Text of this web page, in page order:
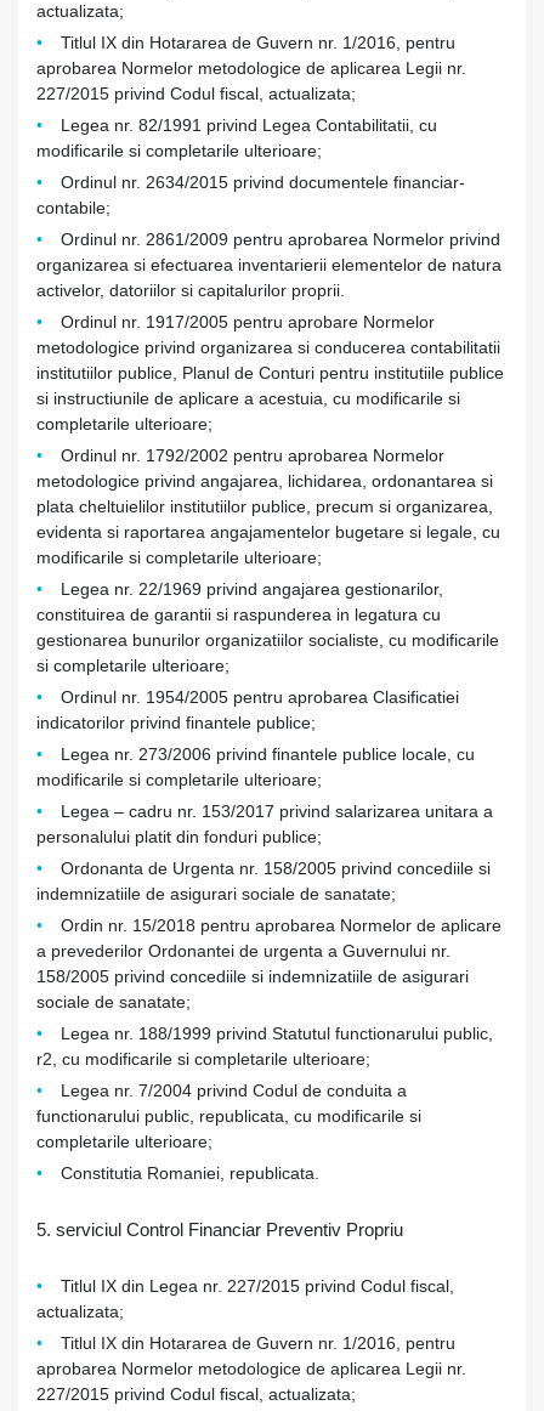
actualizata;
Titlul IX din Hotararea de Guvern nr. 1/2016, pentru
aprobarea Normelor metodologice de aplicarea Legii nr.
227/2015 privind Codul fiscal, actualizata;
Legea nr. 82/1991 privind Legea Contabilitatii, cu
modificarile si completarile ulterioare;
Ordinul nr. 2634/2015 privind documentele financiar-
contabile;
Ordinul nr. 2861/2009 pentru aprobarea Normelor privind
organizarea si efectuarea inventarierii elementelor de natura
activelor, datoriilor si capitalurilor proprii.
Ordinul nr. 1917/2005 pentru aprobare Normelor
metodologice privind organizarea si conducerea contabilitatii
institutiilor publice, Planul de Conturi pentru institutiile publice
si instructiunile de aplicare a acestuia, cu modificarile si
completarile ulterioare;
Ordinul nr. 1792/2002 pentru aprobarea Normelor
metodologice privind angajarea, lichidarea, ordonantarea si
plata cheltuielilor institutiilor publice, precum si organizarea,
evidenta si raportarea angajamentelor bugetare si legale, cu
modificarile si completarile ulterioare;
Legea nr. 22/1969 privind angajarea gestionarilor,
constituirea de garantii si raspunderea in legatura cu
gestionarea bunurilor organizatiilor socialiste, cu modificarile
si completarile ulterioare;
Ordinul nr. 1954/2005 pentru aprobarea Clasificatiei
indicatorilor privind finantele publice;
Legea nr. 273/2006 privind finantele publice locale, cu
modificarile si completarile ulterioare;
Legea – cadru nr. 153/2017 privind salarizarea unitara a
personalului platit din fonduri publice;
Ordonanta de Urgenta nr. 158/2005 privind concediile si
indemnizatiile de asigurari sociale de sanatate;
Ordin nr. 15/2018 pentru aprobarea Normelor de aplicare
a prevederilor Ordonantei de urgenta a Guvernului nr.
158/2005 privind concediile si indemnizatiile de asigurari
sociale de sanatate;
Legea nr. 188/1999 privind Statutul functionarului public,
r2, cu modificarile si completarile ulterioare;
Legea nr. 7/2004 privind Codul de conduita a
functionarului public, republicata, cu modificarile si
completarile ulterioare;
Constitutia Romaniei, republicata.
5. serviciul Control Financiar Preventiv Propriu
Titlul IX din Legea nr. 227/2015 privind Codul fiscal,
actualizata;
Titlul IX din Hotararea de Guvern nr. 1/2016, pentru
aprobarea Normelor metodologice de aplicarea Legii nr.
227/2015 privind Codul fiscal, actualizata;